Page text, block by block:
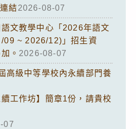
結2026-08-07
文教學中心「2026年語文
09 ~ 2026/12)」招生資
。 2026-08-07
高級中等學校內永續部門養
工作坊】簡章1份，請貴校
07